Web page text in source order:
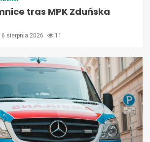
tras MPK Zduńska
6 sierpnia 2026 11